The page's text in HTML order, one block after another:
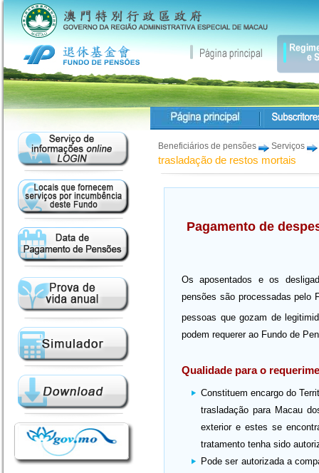
Beneficiários de pensões Serviços
trasladação de restos mortais
Pagamento de
Os aposentados e os
pensões são processadas pelo
pessoas que gozam de
podem requerer ao Fundo de
Qualidade para o
Constituem encargo do
trasladação para Macau
exterior e estes se
tratamento tenha sido
Pode ser autorizada a